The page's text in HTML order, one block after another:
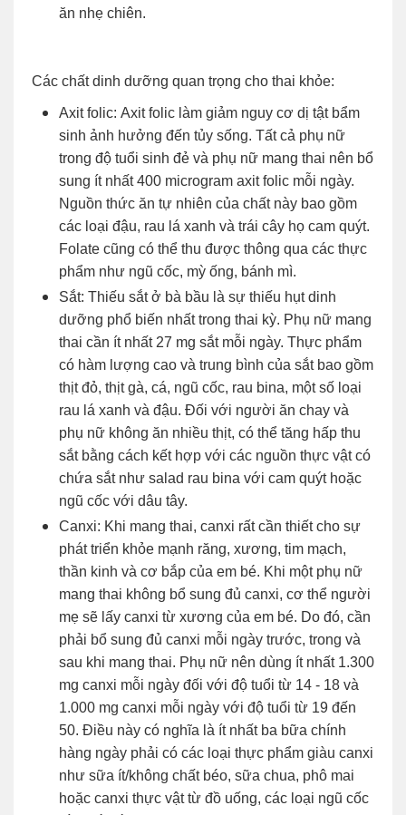
ăn nhẹ chiên.
Các chất dinh dưỡng quan trọng cho thai khỏe:
Axit folic: Axit folic làm giảm nguy cơ dị tật bẩm
sinh ảnh hưởng đến tủy sống. Tất cả phụ nữ
trong độ tuổi sinh đẻ và phụ nữ mang thai nên bổ
sung ít nhất 400 microgram axit folic mỗi ngày.
Nguồn thức ăn tự nhiên của chất này bao gồm
các loại đậu, rau lá xanh và trái cây họ cam quýt.
Folate cũng có thể thu được thông qua các thực
phẩm như ngũ cốc, mỳ ống, bánh mì.
Sắt: Thiếu sắt ở bà bầu là sự thiếu hụt dinh
dưỡng phổ biến nhất trong thai kỳ. Phụ nữ mang
thai cần ít nhất 27 mg sắt mỗi ngày. Thực phẩm
có hàm lượng cao và trung bình của sắt bao gồm
thịt đỏ, thịt gà, cá, ngũ cốc, rau bina, một số loại
rau lá xanh và đậu. Đối với người ăn chay và
phụ nữ không ăn nhiều thịt, có thể tăng hấp thu
sắt bằng cách kết hợp với các nguồn thực vật có
chứa sắt như salad rau bina với cam quýt hoặc
ngũ cốc với dâu tây.
Canxi: Khi mang thai, canxi rất cần thiết cho sự
phát triển khỏe mạnh răng, xương, tim mạch,
thần kinh và cơ bắp của em bé. Khi một phụ nữ
mang thai không bổ sung đủ canxi, cơ thể người
mẹ sẽ lấy canxi từ xương của em bé. Do đó, cần
phải bổ sung đủ canxi mỗi ngày trước, trong và
sau khi mang thai. Phụ nữ nên dùng ít nhất 1.300
mg canxi mỗi ngày đối với độ tuổi từ 14 - 18 và
1.000 mg canxi mỗi ngày với độ tuổi từ 19 đến
50. Điều này có nghĩa là ít nhất ba bữa chính
hàng ngày phải có các loại thực phẩm giàu canxi
như sữa ít/không chất béo, sữa chua, phô mai
hoặc canxi thực vật từ đồ uống, các loại ngũ cốc